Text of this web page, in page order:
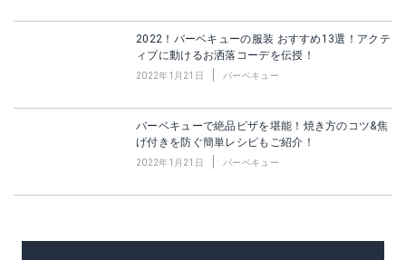
2022！バーベキューの服装 おすすめ13選！アクテ
ィブに動けるお洒落コーデを伝授！
2022年1月21日 バーベキュー
バーベキューで絶品ピザを堪能！焼き方のコツ&焦
げ付きを防ぐ簡単レシピもご紹介！
2022年1月21日 バーベキュー